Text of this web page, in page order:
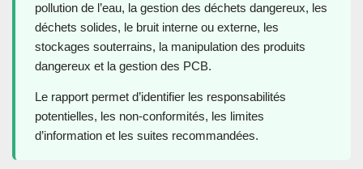
pollution de l’eau, la gestion des déchets dangereux, les
déchets solides, le bruit interne ou externe, les
stockages souterrains, la manipulation des produits
dangereux et la gestion des PCB.
Le rapport permet d’identifier les responsabilités
potentielles, les non-conformités, les limites
d’information et les suites recommandées.